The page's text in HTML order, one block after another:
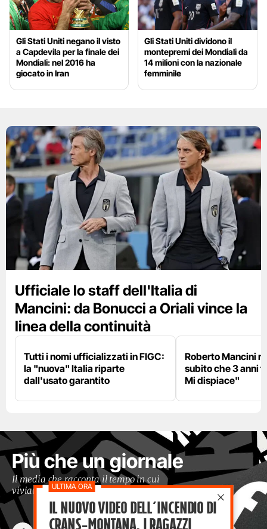
Gli Stati Uniti negano il visto
a Capdevila per la finale dei
Mondiali: nel 2016 ha
giocato in Iran
Gli Stati Uniti dividono il
montepremi dei Mondiali da
14 milioni con la nazionale
femminile
Ufficiale lo staff dell'Italia di
Mancini: da Bonucci a Oriali vince la
linea della continuità
Tutti i nomi ufficializzati in FIGC:
la "nuova" Italia riparte
dall'usato garantito
Roberto Mancini
subito che 3 anni
Mi dispiace"
Più che un giornale
Il media che racconta il tempo in cui
viviamo con occhi moderni
Il nuovo video dell’incendio di
Crans-Montana, i ragazzi